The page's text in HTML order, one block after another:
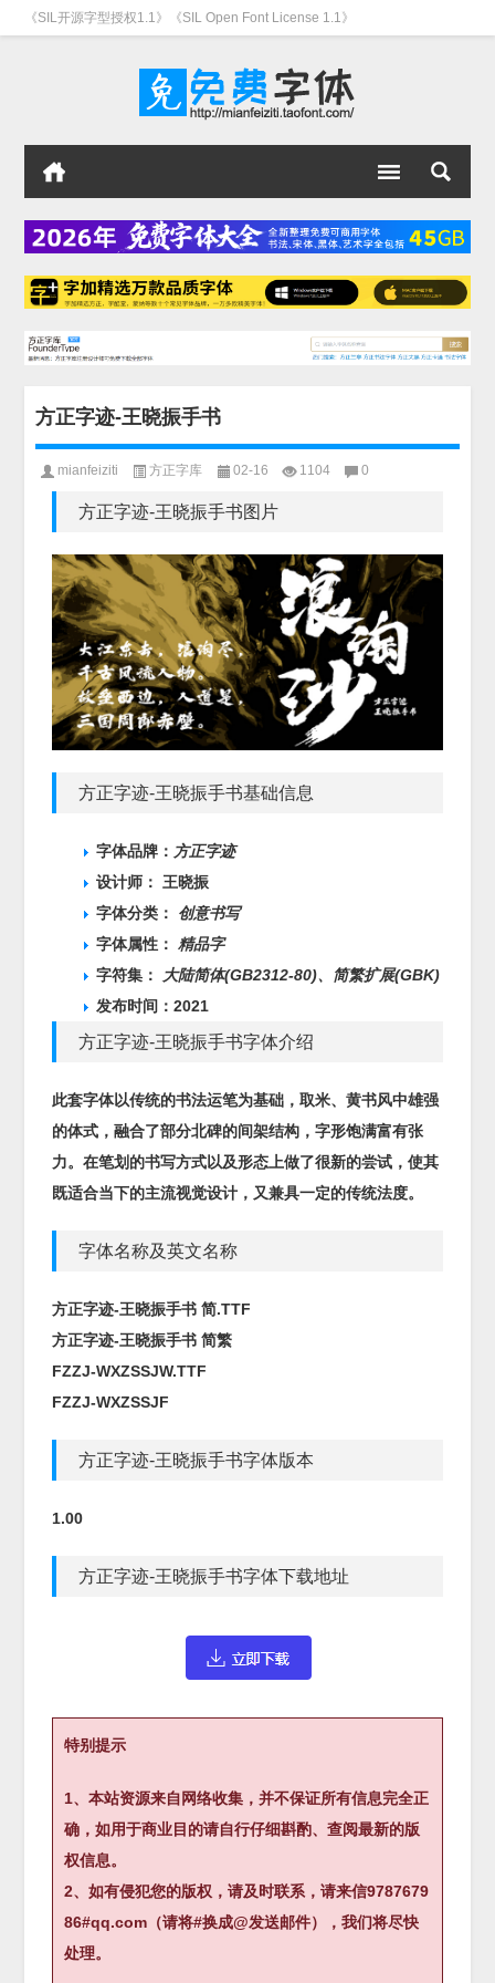
《SIL开源字型授权1.1》《SIL Open Font License 1.1》
方正字迹-王晓振手书
mianfeiziti 方正字库 02-16 1104 0
方正字迹-王晓振手书图片
方正字迹-王晓振手书基础信息
字体品牌： 方正字迹
设计师： 王晓振
字体分类： 创意书写
字体属性：精品字
字符集：
大陆简体(GB2312-80)、
简繁扩展(GBK)
发布时间：2021
方正字迹-王晓振手书字体介绍
此套字体以传统的书法运笔为基础，取米、黄书风中雄强
的体式，融合了部分北碑的间架结构，字形饱满富有张
力。在笔划的书写方式以及形态上做了很新的尝试，使其
既适合当下的主流视觉设计，又兼具一定的传统法度。
字体名称及英文名称
方正字迹-王晓振手书 简.TTF
方正字迹-王晓振手书 简繁
FZZJ-WXZSSJW.TTF
FZZJ-WXZSSJF
方正字迹-王晓振手书字体版本
1.00
方正字迹-王晓振手书字体下载地址
特别提示
1、本站资源来自网络收集，并不保证所有信息完全正
确，如用于商业目的请自行仔细斟酌、查阅最新的版
权信息。
2、如有侵犯您的版权，请及时联系，请来信9787679
86#qq.com（请将#换成@发送邮件），我们将尽快
处理。